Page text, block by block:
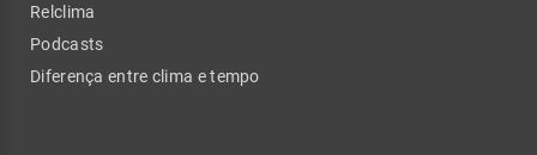
Relclima
Podcasts
Diferença entre clima e tempo